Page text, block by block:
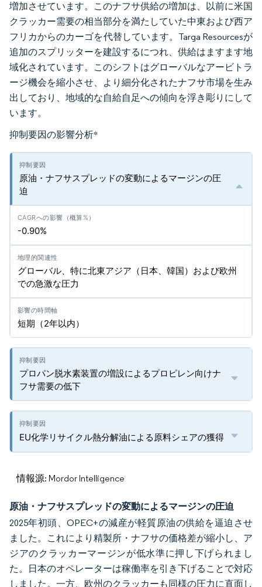
増加させています。このナフサ供給の増加は、以前に米国
クラッカー需要の相当部分を満たしていた中東および西ア
フリカからのカーゴを代替しています。Targa Resourcesが
追加のスプリッターを建設するにつれ、供給はますます地
域化されています。このシフトはグローバルなアービトラ
ージ機会を縮小させ、より細分化されたナフサ市場を生み
出しており、地域的な自給自足への傾向を浮き彫りにして
います。
抑制要因の影響分析*
原油・ナフサスプレッドの変動によるマージンの圧
迫
-0.90%
グローバル、特に北東アジア（日本、韓国）および欧州
での急激な圧力
短期（2年以内）
プロパン脱水素装置の増設によるプロピレン向けナ
フサ需要の低下
EU化学リサイクル熱分解油による原料シェアの獲得
情報源: Mordor Intelligence
原油・ナフサスプレッドの変動によるマージンの圧迫
2025年初頭、OPEC+の減産が軽質原油の供給を逼迫させ
ました。これにより精製所・ナフサの価格差が縮小し、ア
ジアのクラッカーマージンが低水準に押し下げられまし
た。日本のオペレーターは稼働率を引き下げることで対応
しました。一方、欧州のクラッカーも同様の圧力に直面し